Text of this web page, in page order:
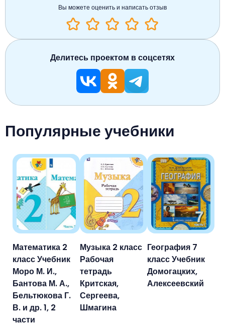
Популярные учебники
Математика 2
класс Учебник
Моро М. И.,
Бантова М. А.,
Бельтюкова Г.
В. и др. 1, 2
части
Музыка 2 класс
Рабочая
тетрадь
Критская,
Сергеева,
Шмагина
География 7
класс Учебник
Домогацких,
Алексеевский
Вы можете оценить и написать отзыв
Делитесь проектом в соцсетях